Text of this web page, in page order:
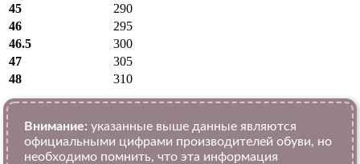
45
290
46
295
46.5
300
47
305
48
310
Внимание: указанные выше данные являются
официальными цифрами производителей обуви, но
необходимо помнить, что эта информация